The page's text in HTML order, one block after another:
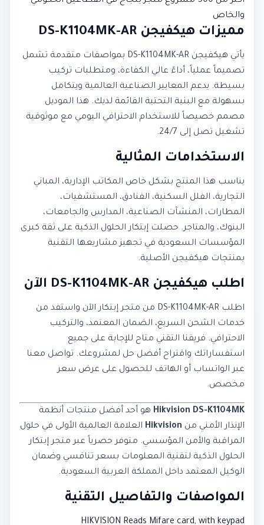
والخاص
مميزات هيكفيجن DS-K1104MK-AR
يأتي هيكفيجن DS-K1104MK-AR بمواصفات متقدمة تشمل
تصميماً عملياً، أداءً عالي الكفاءة، ومتطلبات تركيب
بسيطة. يدعم المعايير الصناعية العالمية ويتكامل
بسهولة مع البنية التحتية القائمة لديك. هذا الموديل
مصمم خصيصاً للاستخدام الاحترافي اليومي مع موثوقية
تشغيل تصل إلى 24/7.
الاستخدامات المثالية
يناسب هذا المنتج بشكل خاص المكاتب الإدارية، المباني
التجارية، الفلل السكنية، الفنادق، المستشفيات،
المطارات، المنشآت الصناعية، المدارس والجامعات،
البنوك، والمتاجر. حصلت إبتكار الحلول الذكية على ثقة كبرى
المؤسسات السعودية في تجهيز مشاريعها التقنية
بمنتجات هيكفيجن الأصلية.
اطلب هيكفيجن DS-K1104MK-AR الآن
اطلب DS-K1104MK-AR من متجر إبتكار الآن واستفد من
خدمات الشحن السريع، الضمان المعتمد، والتركيب
الاحترافي. فريقنا التقني متاح للإجابة على جميع
استفساراتك واقتراح أفضل حل لمشروعك. تواصل معنا
عبر الواتساب أو الهاتف للحصول على عرض سعر
مخصص.
Hikvision DS-K1104MK هو أحد أفضل منتجات أنظمة
الإنذار الأمني من Hikvision العلامة العالمية الأولى في حلول
المراقبة والأمن المؤسسي. متوفر حصرياً عبر متجر إبتكار
الحلول الذكية لتقنية المعلومات بسعر تنافسي وضمان
الوكيل المعتمد داخل المملكة العربية السعودية.
المواصفات والتفاصيل التقنية
HIKVISION Reads Mifare card, with keypad